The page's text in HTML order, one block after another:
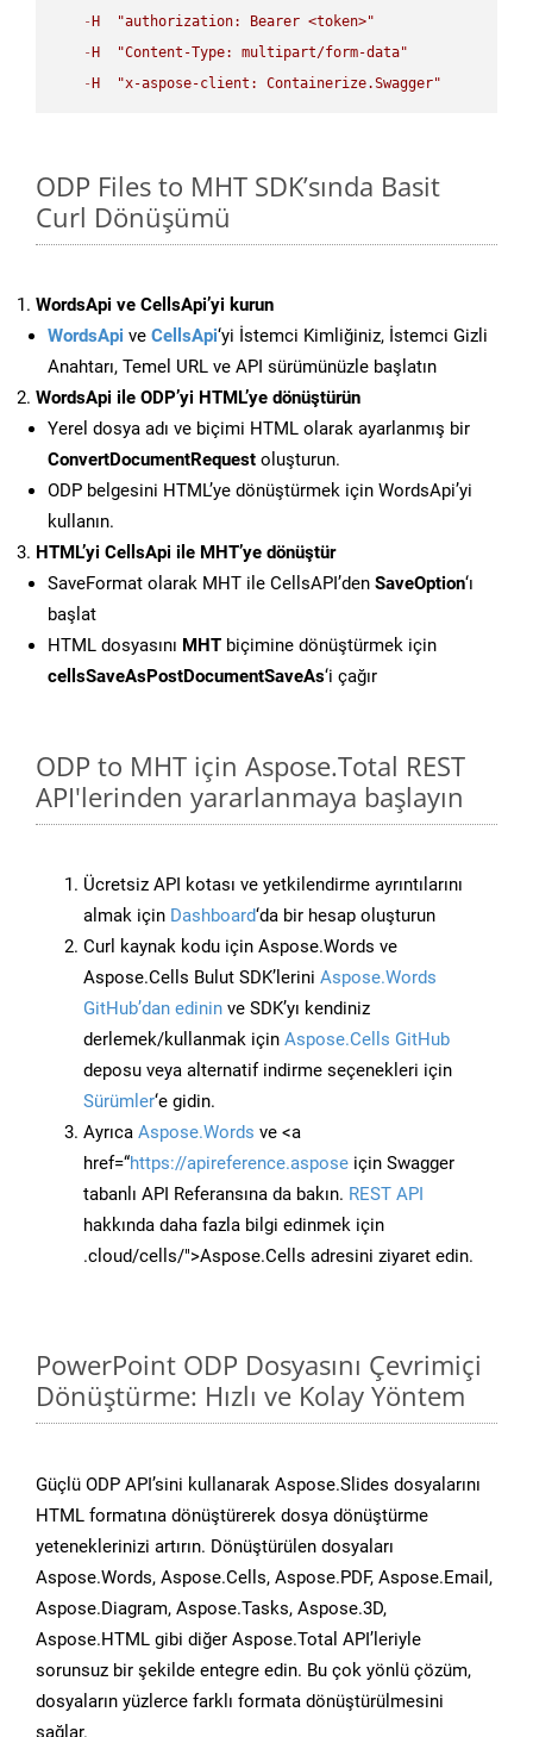
- H
"authorization: Bearer <token>"
- H
"Content-Type: multipart/form-data"
- H "x-aspose-client: Containerize.Swagger"
ODP Files to MHT SDK’sında Basit
Curl Dönüşümü
WordsApi ve CellsApi’yi kurun
WordsApi ve CellsApi‘yi İstemci Kimliğiniz, İstemci Gizli
Anahtarı, Temel URL ve API sürümünüzle başlatın
WordsApi ile ODP’yi HTML’ye dönüştürün
Yerel dosya adı ve biçimi HTML olarak ayarlanmış bir
ConvertDocumentRequest oluşturun.
ODP belgesini HTML’ye dönüştürmek için WordsApi’yi
kullanın.
HTML’yi CellsApi ile MHT’ye dönüştür
SaveFormat olarak MHT ile CellsAPI’den SaveOption‘ı
başlat
HTML dosyasını MHT biçimine dönüştürmek için
cellsSaveAsPostDocumentSaveAs‘i çağır
ODP to MHT için Aspose.Total REST
API'lerinden yararlanmaya başlayın
Ücretsiz API kotası ve yetkilendirme ayrıntılarını
almak için Dashboard‘da bir hesap oluşturun
Curl kaynak kodu için Aspose.Words ve
Aspose.Cells Bulut SDK’lerini Aspose.Words
GitHub’dan edinin ve SDK’yı kendiniz
derlemek/kullanmak için Aspose.Cells GitHub
deposu veya alternatif indirme seçenekleri için
Sürümler‘e gidin.
Ayrıca Aspose.Words ve <a
href=“https://apireference.aspose için Swagger
tabanlı API Referansına da bakın. REST API
hakkında daha fazla bilgi edinmek için
.cloud/cells/">Aspose.Cells adresini ziyaret edin.
PowerPoint ODP Dosyasını Çevrimiçi
Dönüştürme: Hızlı ve Kolay Yöntem
Güçlü ODP API’sini kullanarak Aspose.Slides dosyalarını
HTML formatına dönüştürerek dosya dönüştürme
yeteneklerinizi artırın. Dönüştürülen dosyaları
Aspose.Words, Aspose.Cells, Aspose.PDF, Aspose.Email,
Aspose.Diagram, Aspose.Tasks, Aspose.3D,
Aspose.HTML gibi diğer Aspose.Total API’leriyle
sorunsuz bir şekilde entegre edin. Bu çok yönlü çözüm,
dosyaların yüzlerce farklı formata dönüştürülmesini
sağlar.